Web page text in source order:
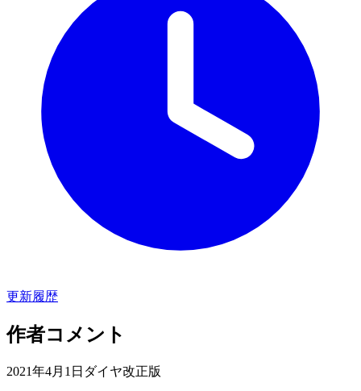
更新履歴
作者コメント
2021年4月1日ダイヤ改正版